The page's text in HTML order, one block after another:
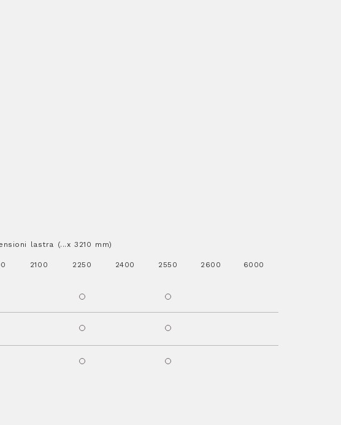
lastra (...x 3210 mm)
2100 2250 2400 2550 2600 6000